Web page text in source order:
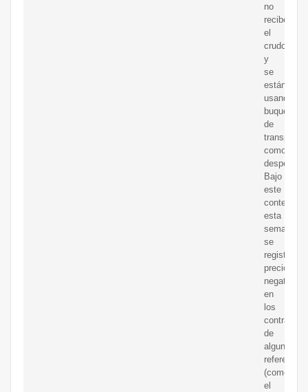
no
reciben
el
crudo
y
se
están
usando
buques
de
transporte
como
despensa).
Bajo
este
contexto,
esta
semana
se
registraron
precios
negativos
en
los
contratos
de
algunas
referencias
(como
el